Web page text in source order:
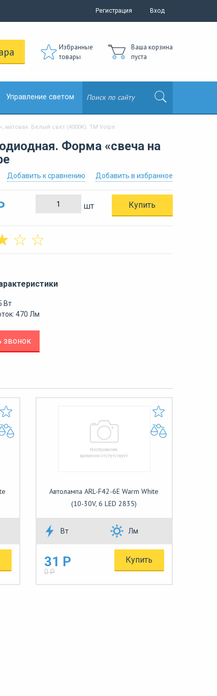
Регистрация Вход
Избранные
товары
Ваша корзина
пуста
Управление светом
матовая. Белый свет (4000K). ТМ Volpe
Форма «свеча на
Добавить в избранное
Добавить к сравнению
шт Купить
☆
☆
Вт
470 Лм
звонок
Автолампа ARL-F42-6E Warm White
(10-30V, 6 LED 2835)
Вт Лм
31 Р
0 Р
Купить